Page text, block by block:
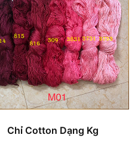
Chỉ Cotton Dạng Kg